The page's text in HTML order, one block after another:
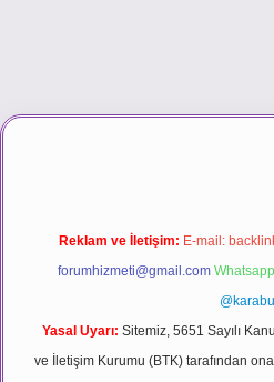
Reklam ve İletişim: E-mail:
forumhizmeti@gmail.com
@karabul
Yasal Uyarı: Sitemiz, 5651 Sayılı
ve İletişim Kurumu (BTK) tarafından